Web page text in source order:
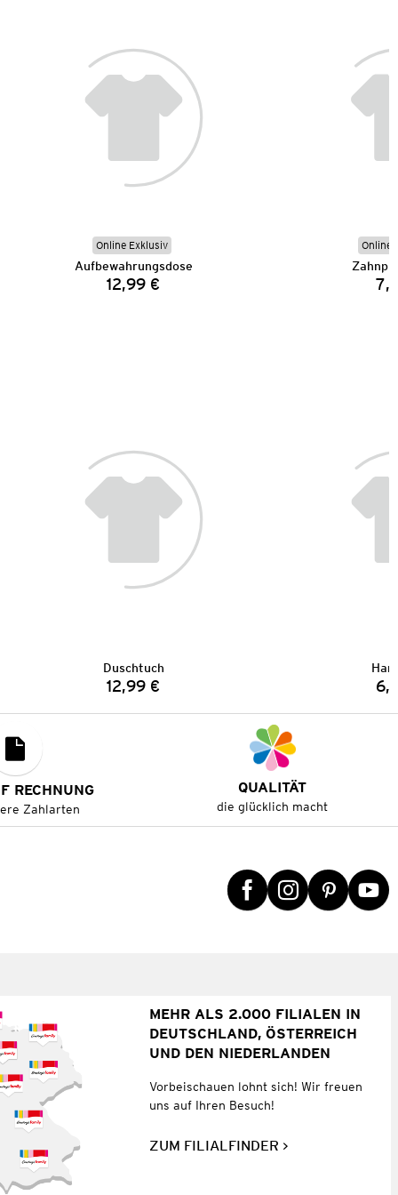
Online Exklusiv
Aufbewahrungsdose
Preis:
12,99 €
Online
Duschtuch
Preis:
12,99 €
RECHNUNG
Zahlarten
QUALITÄT
die glücklich macht
MEHR ALS 2.000 FILIALEN IN
DEUTSCHLAND, ÖSTERREICH
UND DEN NIEDERLANDEN
Vorbeischauen lohnt sich! Wir freuen
uns auf Ihren Besuch!
ZUM FILIALFINDER